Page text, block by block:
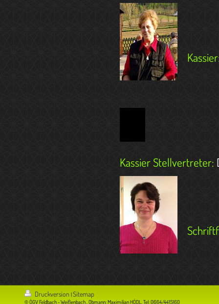
Kassier Stellvertreter:
Druckversion |Sitemap
© ÖGV Feldbach - Weißenbach , Obmann: Maximilian HÖDL, Tel: 0664/4415160